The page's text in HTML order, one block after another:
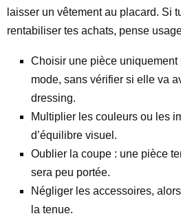
laisser un vêtement au placard. Si
rentabiliser tes achats, pense
Choisir une pièce uniquement
mode, sans vérifier si elle va
dressing.
Multiplier les couleurs ou les
d’équilibre visuel.
Oublier la coupe : une pièce
sera peu portée.
Négliger les accessoires,
la tenue.